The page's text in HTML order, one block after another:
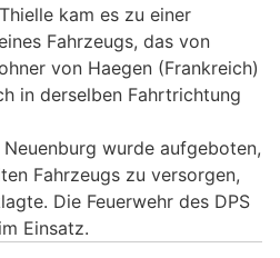
kam es zu einer
Fahrzeugs, das von
von Haegen (Frankreich)
in derselben Fahrtrichtung
Neuenburg wurde aufgeboten,
Fahrzeugs zu versorgen,
Die Feuerwehr des DPS
Einsatz.